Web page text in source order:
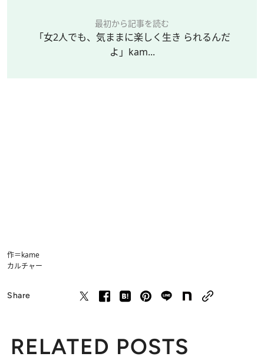
最初から記事を読む
「女2人でも、気ままに楽しく生き られるんだ
よ」kam...
作＝kame
カルチャー
Share
RELATED POSTS